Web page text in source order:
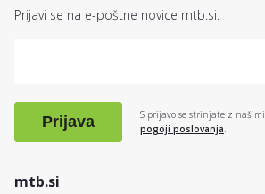
mtb.si
Prijavi se na e-poštne novice mtb.si.
Prijava S prijavo se strinjate z našimi
pogoji poslovanja.